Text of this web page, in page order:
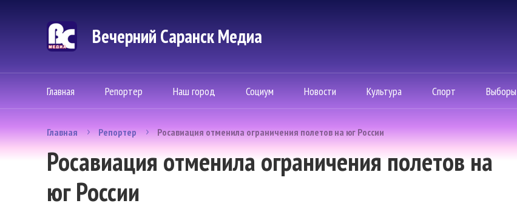
Вечерний Саранск Mедиа
Главная Репортер Наш город Социум Новости Культура Спорт Выборы
Главная Репортер Росавиация отменила ограничения полетов на юг России
Росавиация отменила ограничения полетов на
юг России